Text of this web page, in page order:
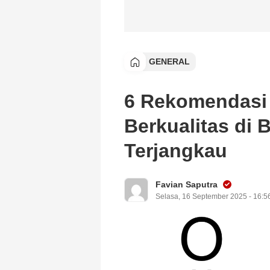
GENERAL
6
Berkualitas di
Terjangkau
Favian Saputra
Selasa, 16 September 2025 -